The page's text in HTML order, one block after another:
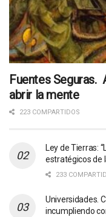
Fuentes Seguras.
abrir la mente
223 COMPARTIDOS
Ley de Tierras:
estratégicos de
233
Universidades.
incumpliendo